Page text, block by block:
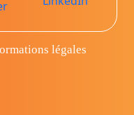
légales